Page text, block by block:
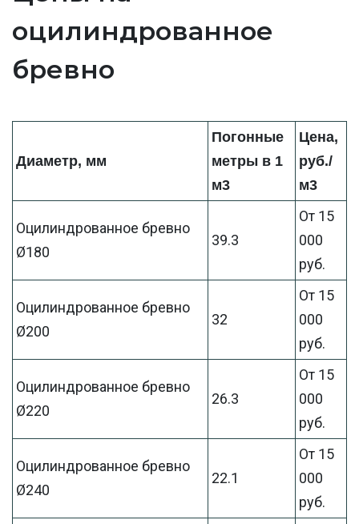
оцилиндрованное
бревно
Диаметр, мм
Погонные
метры в 1
м3
Цена,
руб./
м3
Оцилиндрованное бревно
Ø180
39.3
От 15
000
руб.
Оцилиндрованное бревно
Ø200
32
От 15
000
руб.
Оцилиндрованное бревно
Ø220
26.3
От 15
000
руб.
Оцилиндрованное бревно
Ø240
22.1
От 15
000
руб.